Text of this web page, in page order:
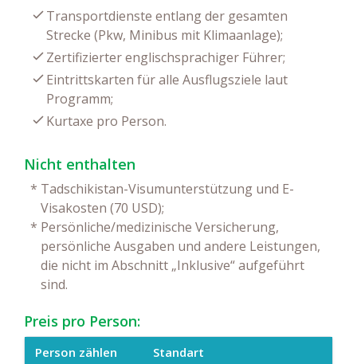
Transportdienste entlang der gesamten
Strecke (Pkw, Minibus mit Klimaanlage);
Zertifizierter englischsprachiger Führer;
Eintrittskarten für alle Ausflugsziele laut
Programm;
Kurtaxe pro Person.
Nicht enthalten
* Tadschikistan-Visumunterstützung und E-
Visakosten (70 USD);
* Persönliche/medizinische Versicherung,
persönliche Ausgaben und andere Leistungen,
die nicht im Abschnitt „Inklusive“ aufgeführt
sind.
Preis pro Person:
Person zählen
Standart